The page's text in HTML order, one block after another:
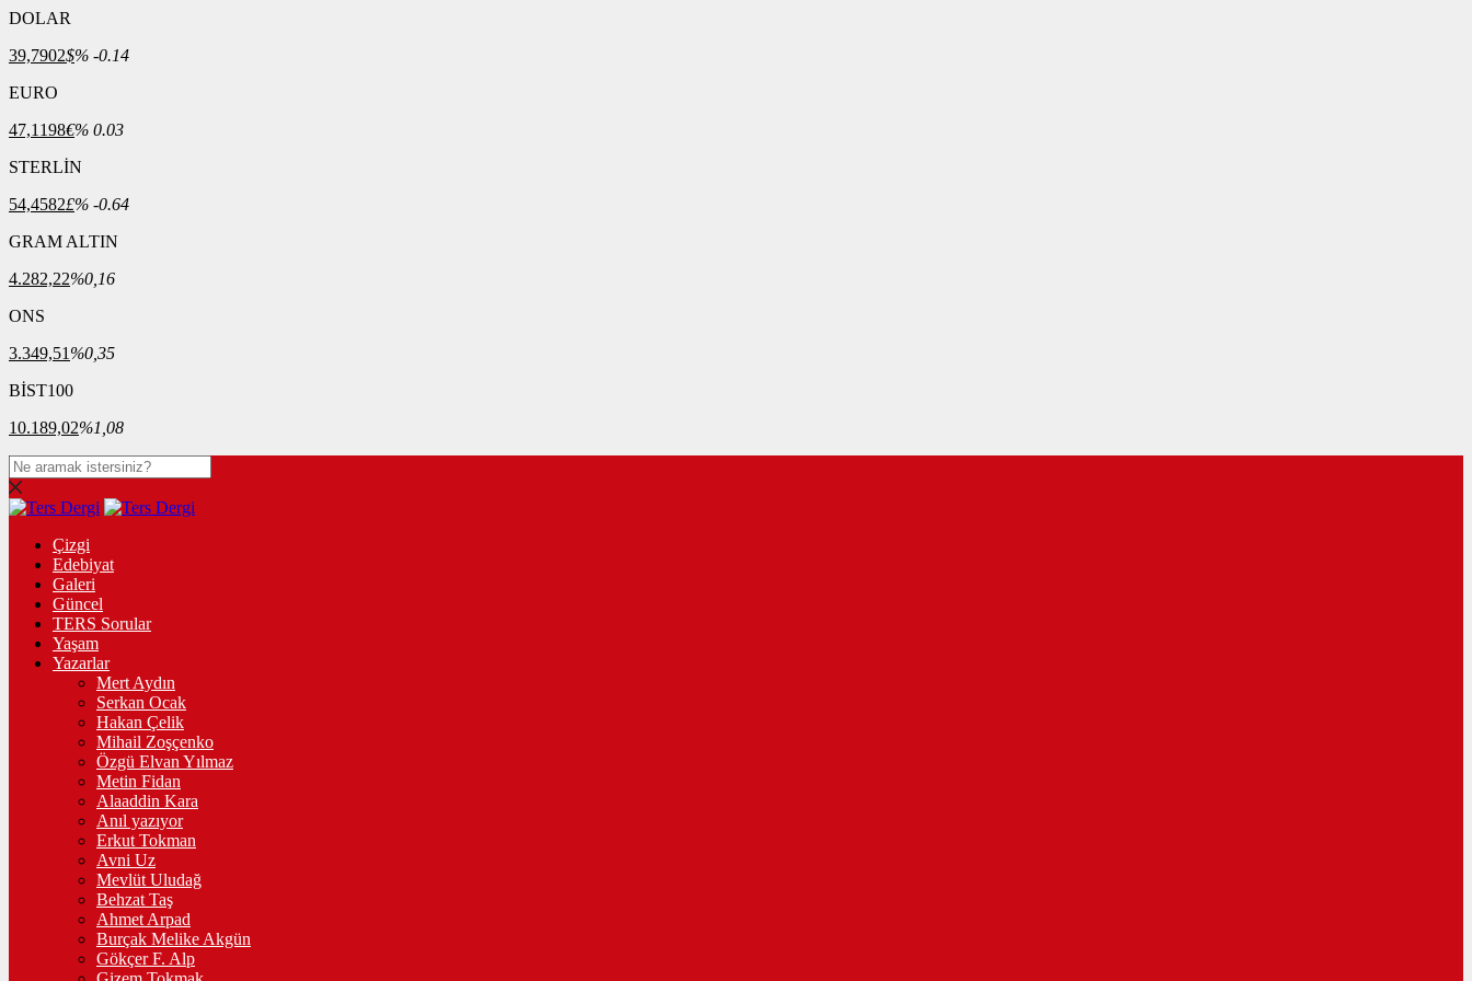
DOLAR
39,7902$% -0.14
EURO
47,1198€% 0.03
STERLİN
54,4582£% -0.64
GRAM ALTIN
4.282,22%0,16
ONS
3.349,51 %0,35
BİST100
10.189,02%1,08
Çizgi
Edebiyat
Galeri
Güncel
TERS Sorular
Yaşam
Yazarlar
Mert Aydın
Serkan Ocak
Hakan Çelik
Mihail Zoşçenko
Özgü Elvan Yılmaz
Metin Fidan
Alaaddin Kara
Anıl yazıyor
Erkut Tokman
Avni Uz
Mevlüt Uludağ
Behzat Taş
Ahmet Arpad
Burçak Melike Akgün
Gökçer F. Alp